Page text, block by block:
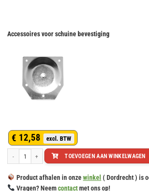
Accessoires voor schuine bevestiging
€ 12,58
Tapse beuken salontafel poot 450x54mm retro conisch
TOEVOEGEN AAN WINKELWAGEN
Product afhalen in onzewinkel ( Dordrecht ) is
Vragen? Neemcontactmet ons op!